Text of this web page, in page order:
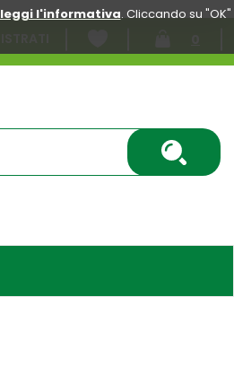
leggi l'informativa. Cliccando su "OK"